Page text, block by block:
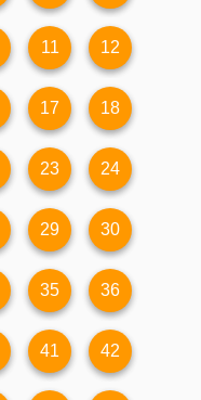
11 12
17 18
23 24
29 30
35 36
41 42